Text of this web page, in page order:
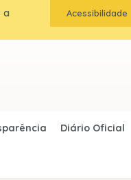
a
Acessibilidade
Diário Oficial